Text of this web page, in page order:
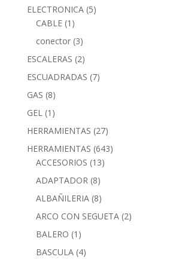
ELECTRONICA (5)
CABLE (1)
conector (3)
ESCALERAS (2)
ESCUADRADAS (7)
GAS (8)
GEL (1)
HERRAMIENTAS (27)
HERRAMIENTAS (643)
ACCESORIOS (13)
ADAPTADOR (8)
ALBAÑILERIA (8)
ARCO CON SEGUETA (2)
BALERO (1)
BASCULA (4)